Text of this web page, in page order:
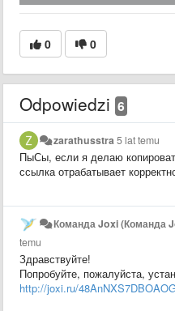
0 0
Odpowiedzi 6
zarathusstra5 lat temu
ПыСы, если я делаю
ссылка отрабатывает
Команда Joxi (Команда
temu
Здравствуйте!
Попробуйте, пожалуйста,
http://joxi.ru/